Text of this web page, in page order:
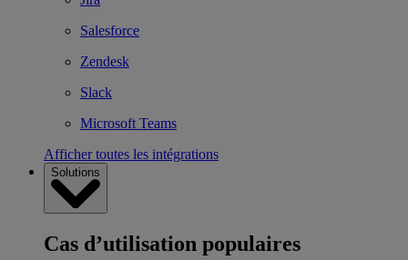
Salesforce
Zendesk
Slack
Microsoft Teams
Afficher toutes les intégrations
Solutions
Cas d’utilisation populaires